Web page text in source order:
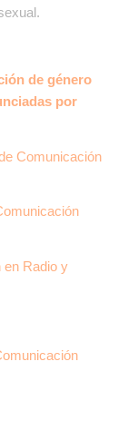
de género
por
Comunicación
en Radio y